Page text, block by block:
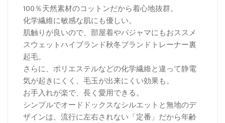
100％天然素材のコットンだから着心地抜群。
化学繊維に敏感な肌にも優しい。
肌触りが良いので、部屋着やパジャマにもおススメ
スウェットハイブランド秋冬ブランドトレーナー裏
起毛。
さらに、ポリエステルなどの化学繊維と違って静電
気が起きにくく、毛玉が出来にくい効果も。
お手入れが楽で、長く愛用できる。
シンプルでオードドックスなシルエットと無地のデ
ザインは、流行に左右されない「定番」だから年齢